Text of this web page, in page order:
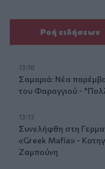
Ροή ειδήσεων
13:18
Σαμαριά: Νέα
του Φαραγγιού -
13:13
Συνελήφθη στη
«Greek Mafia» -
Ζαμπούνη